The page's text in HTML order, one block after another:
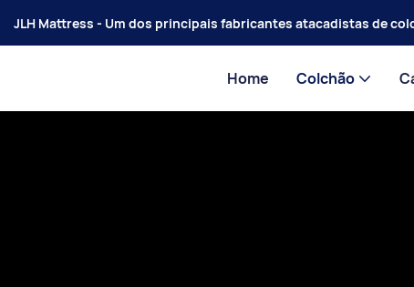
JLH Mattress - Um dos principais fabricantes atacadistas de
Home Colchão